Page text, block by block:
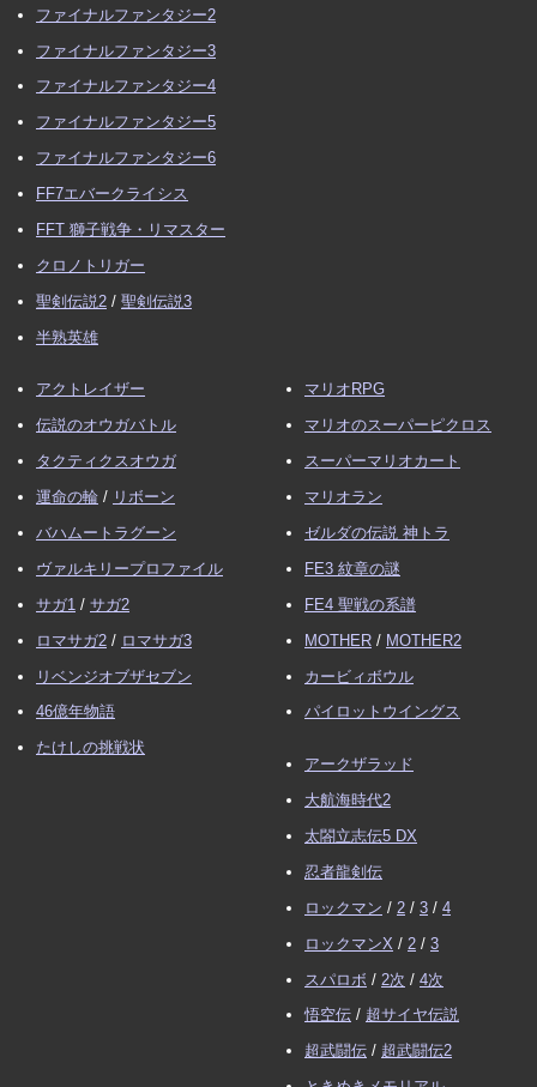
ファイナルファンタジー2
ファイナルファンタジー3
ファイナルファンタジー4
ファイナルファンタジー5
ファイナルファンタジー6
FF7エバークライシス
FFT 獅子戦争・リマスター
クロノトリガー
聖剣伝説2 / 聖剣伝説3
半熟英雄
アクトレイザー
伝説のオウガバトル
タクティクスオウガ
運命の輪 / リボーン
バハムートラグーン
ヴァルキリープロファイル
サガ1 / サガ2
ロマサガ2 / ロマサガ3
リベンジオブザセブン
46億年物語
たけしの挑戦状
マリオRPG
マリオのスーパーピクロス
スーパーマリオカート
マリオラン
ゼルダの伝説 神トラ
FE3 紋章の謎
FE4 聖戦の系譜
MOTHER / MOTHER2
カービィボウル
パイロットウイングス
アークザラッド
大航海時代2
太閤立志伝5 DX
忍者龍剣伝
ロックマン / 2 / 3 / 4
ロックマンX / 2 / 3
スパロボ / 2次 / 4次
悟空伝 / 超サイヤ伝説
超武闘伝 / 超武闘伝2